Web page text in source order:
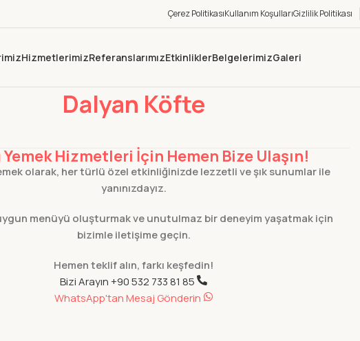
Çerez PolitikasıKullanım KoşullarıGizlilik Politikası
HizmetlerimizReferanslarımızEtkinliklerBelgelerimizGaleri
Dalyan Köfte
Hizmetleri İçin Hemen Bize Ulaşın!
olarak, her türlü özel etkinliğinizde lezzetli ve şık sunumlar ile
yanınızdayız.
menüyü oluşturmak ve unutulmaz bir deneyim yaşatmak için
bizimle iletişime geçin.
Hemen teklif alın, farkı keşfedin!
Bizi Arayın +90 532 733 81 85
WhatsApp'tan Mesaj Gönderin